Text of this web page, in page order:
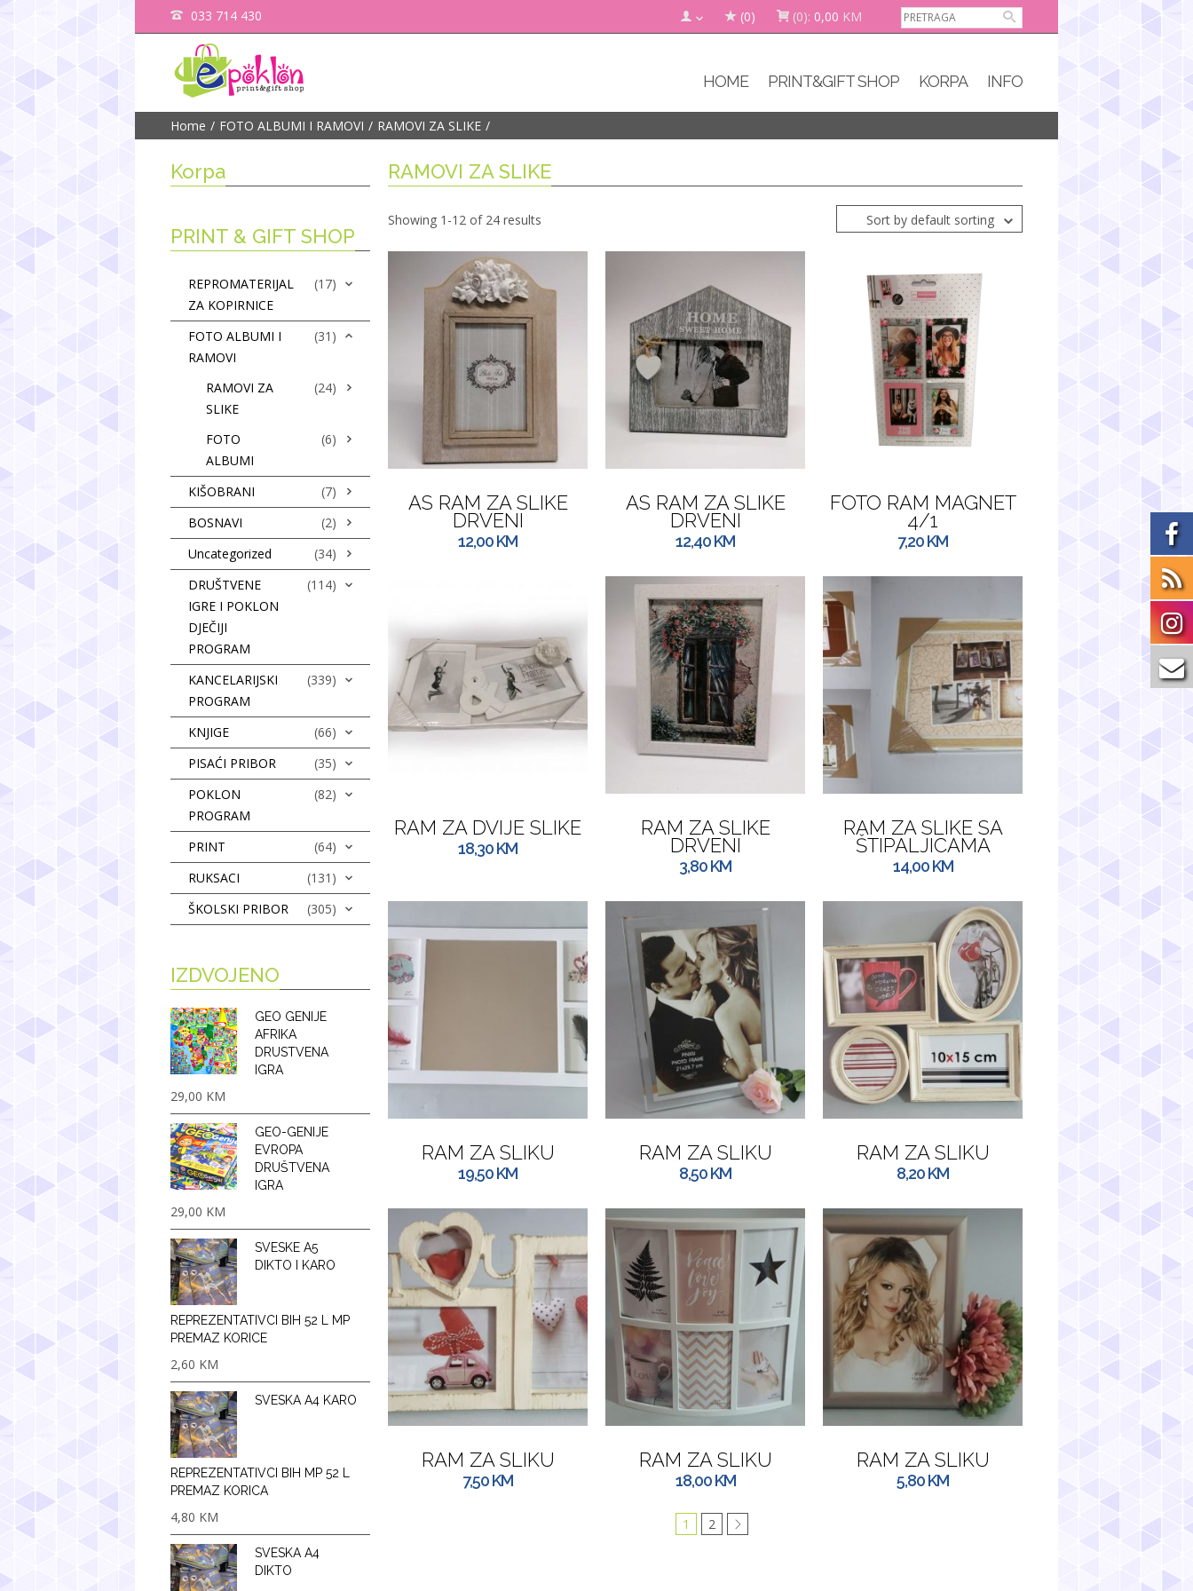
033 714 430 (0) (0): 0,00 KM
HOME PRINT&GIFT SHOP KORPA INFO
Home FOTO ALBUMI I RAMOVI RAMOVI ZA SLIKE
RAMOVI ZA SLIKE
Showing 1-12 of 24 results Sort by default sorting
AS RAM ZA SLIKE
DRVENI
12,00KM
AS RAM ZA SLIKE
DRVENI
12,40KM
FOTO RAM MAGNET
4/1
7,20KM
RAM ZA DVIJE SLIKE
18,30KM
RAM ZA SLIKE
DRVENI
3,80KM
RAM ZA SLIKE SA
ŠTIPALJICAMA
14,00KM
RAM ZA SLIKU
19,50KM
RAM ZA SLIKU
8,50KM
RAM ZA SLIKU
8,20KM
RAM ZA SLIKU
7,50KM
RAM ZA SLIKU
18,00KM
RAM ZA SLIKU
5,80KM
1 2
Korpa
PRINT & GIFT SHOP
REPROMATERIJAL
ZA KOPIRNICE
(17)
FOTO ALBUMI I
RAMOVI
(31)
RAMOVI ZA
SLIKE
(24)
FOTO
ALBUMI
(6)
KIŠOBRANI
(7)
BOSNAVI
(2)
Uncategorized
(34)
DRUŠTVENE
IGRE I POKLON
DJEČIJI
PROGRAM
(114)
KANCELARIJSKI
PROGRAM
(339)
KNJIGE
(66)
PISAĆI PRIBOR
(35)
POKLON
PROGRAM
(82)
PRINT
(64)
RUKSACI
(131)
ŠKOLSKI PRIBOR
(305)
IZDVOJENO
GEO GENIJE
AFRIKA
DRUSTVENA
IGRA
29,00 KM
GEO-GENIJE
EVROPA
DRUŠTVENA
IGRA
29,00 KM
SVESKE A5
DIKTO I KARO
REPREZENTATIVCI BIH 52 L MP
PREMAZ KORICE
2,60 KM
SVESKA A4 KARO
REPREZENTATIVCI BIH MP 52 L
PREMAZ KORICA
4,80 KM
SVESKA A4
DIKTO